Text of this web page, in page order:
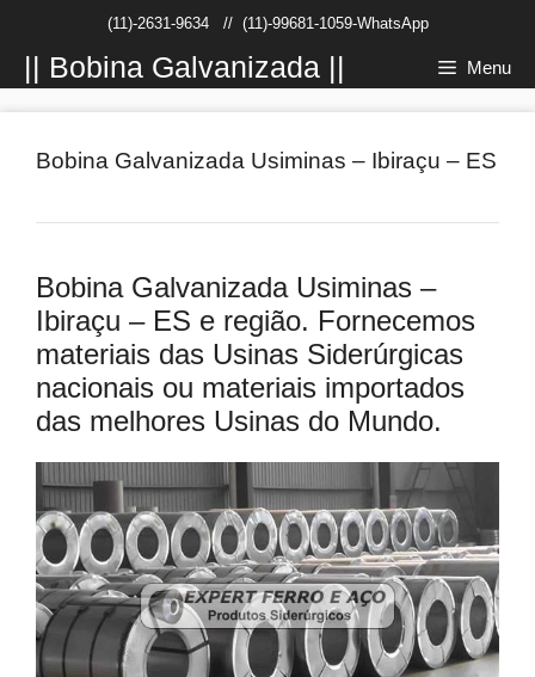
conteúdo
(11)-2631-9634// (11)-99681-1059-WhatsApp
|| Bobina Galvanizada || Menu
Bobina Galvanizada Usiminas – Ibiraçu – ES
Bobina Galvanizada Usiminas –
Ibiraçu – ES e região. Fornecemos
materiais das Usinas Siderúrgicas
nacionais ou materiais importados
das melhores Usinas do Mundo.